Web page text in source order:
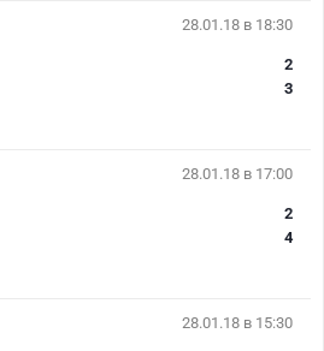
28.01.18 в 18:30
2
3
28.01.18 в 17:00
2
4
28.01.18 в 15:30